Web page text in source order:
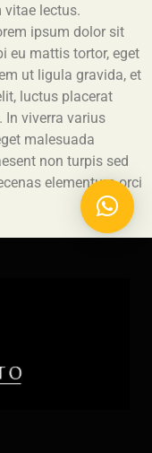
lectus.
ipsum dolor sit
eu mattis tortor, eget
ut ligula gravida, et
luctus placerat
In viverra varius
malesuada
non turpis sed
elementum orci